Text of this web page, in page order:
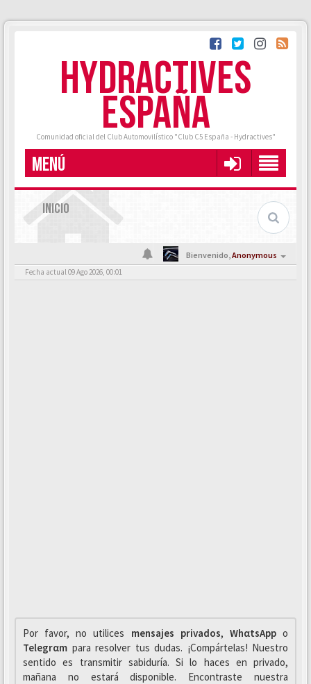
HYDRACTIVES
ESPAÑA
Comunidad oficial del Club Automovilístico "Club C5 España - Hydractives"
MENÚ
INICIO
Bienvenido,Anonymous
Fecha actual 09 Ago 2026, 00:01
Por favor, no utilices mensajes privados, WhαtsAppo
Telegrαm para resolver tus dudas. ¡Compártelas! Nuestro
sentido es transmitir sabiduría. Si lo haces en privado,
mañana no estará disponible. Encontraste nuestra